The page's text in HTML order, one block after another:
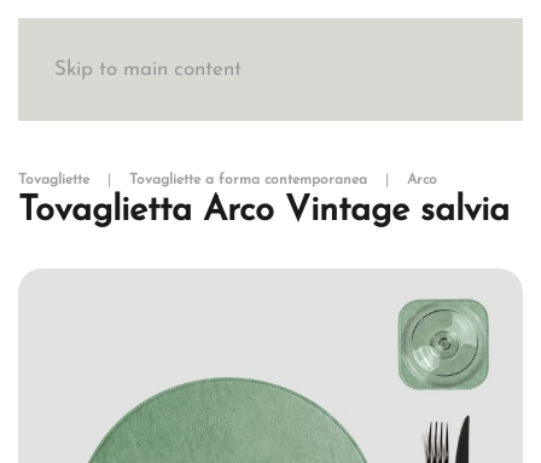
Skip to main content
Tovagliette Tovagliette a forma contemporanea Arco
Tovaglietta Arco Vintage salvia